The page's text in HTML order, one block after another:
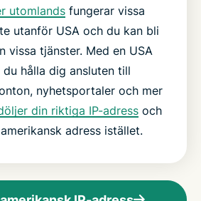
utomlands fungerar vissa
utanför USA och du kan bli
vissa tjänster. Med en USA
du hålla dig ansluten till
nyhetsportaler och mer
din riktiga IP-adress och
adress istället.